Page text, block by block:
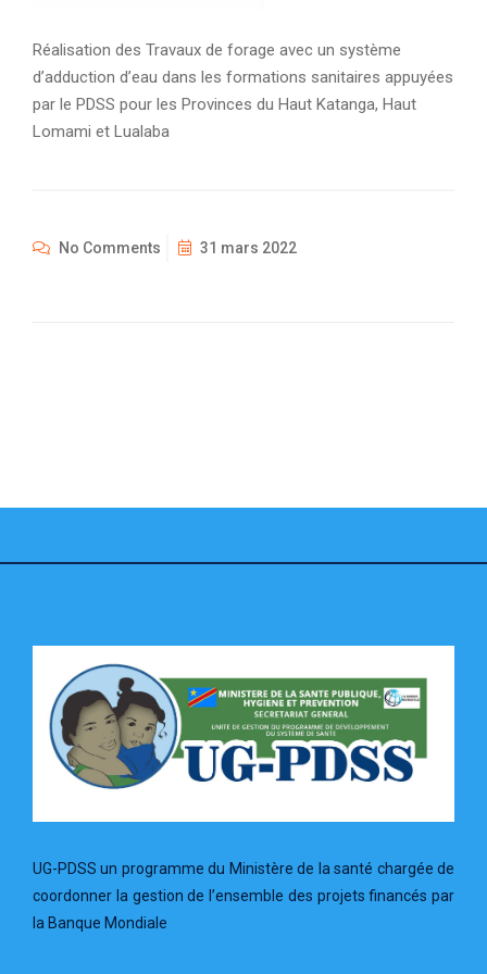
Réalisation des Travaux de forage avec un système
d’adduction d’eau dans les formations sanitaires appuyées
par le PDSS pour les Provinces du Haut Katanga, Haut
Lomami et Lualaba
No Comments 31 mars 2022
UG-PDSS un programme du Ministère de la santé chargée de
coordonner la gestion de l’ensemble des projets financés par
la Banque Mondiale